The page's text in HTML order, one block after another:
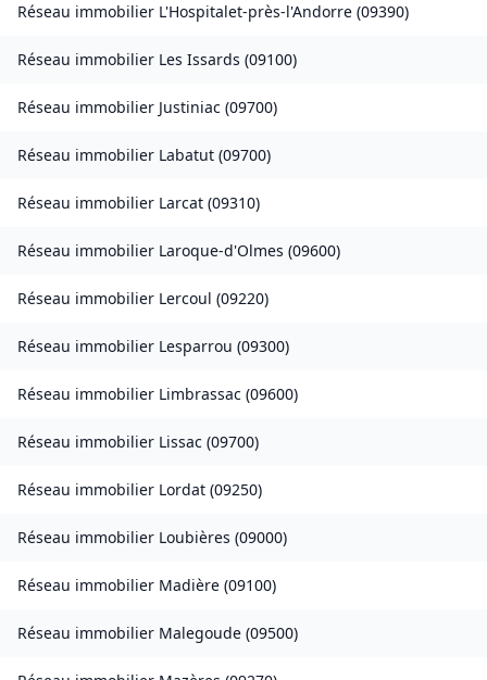
Réseau immobilier L'Hospitalet-près-l'Andorre (09390)
Réseau immobilier Les Issards (09100)
Réseau immobilier Justiniac (09700)
Réseau immobilier Labatut (09700)
Réseau immobilier Larcat (09310)
Réseau immobilier Laroque-d'Olmes (09600)
Réseau immobilier Lercoul (09220)
Réseau immobilier Lesparrou (09300)
Réseau immobilier Limbrassac (09600)
Réseau immobilier Lissac (09700)
Réseau immobilier Lordat (09250)
Réseau immobilier Loubières (09000)
Réseau immobilier Madière (09100)
Réseau immobilier Malegoude (09500)